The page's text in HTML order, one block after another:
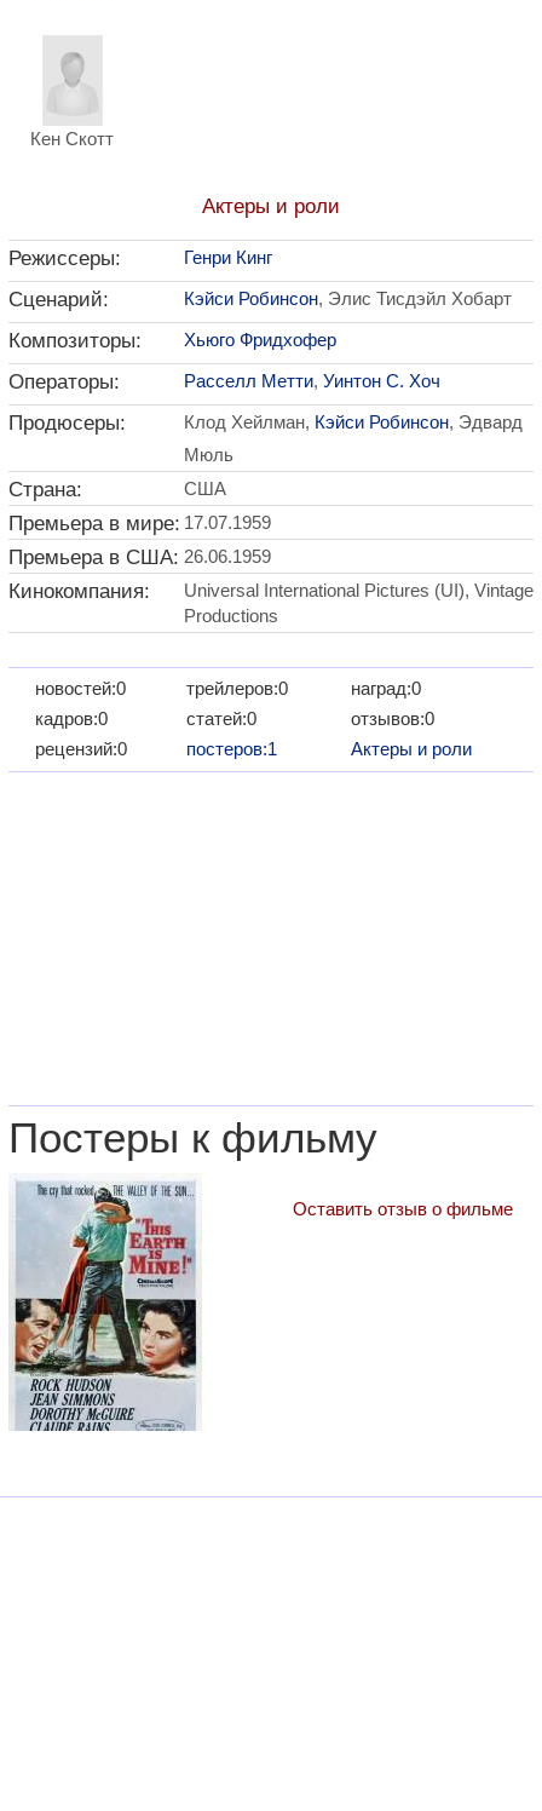
Кен Скотт
Актеры и роли
Режиссеры: Генри Кинг
Сценарий: Кэйси Робинсон, Элис Тисдэйл Хобарт
Композиторы: Хьюго Фридхофер
Операторы: Расселл Метти, Уинтон С. Хоч
Продюсеры: Клод Хейлман, Кэйси Робинсон, Эдвард
Мюль
Страна: США
Премьера в мире: 17.07.1959
Премьера в США: 26.06.1959
Кинокомпания:
Universal International Pictures (UI), Vintage
Productions
новостей:0
кадров:0
рецензий:0
трейлеров:0
статей:0
постеров:1
наград:0
отзывов:0
Актеры и роли
Постеры к фильму
Оставить отзыв о фильме